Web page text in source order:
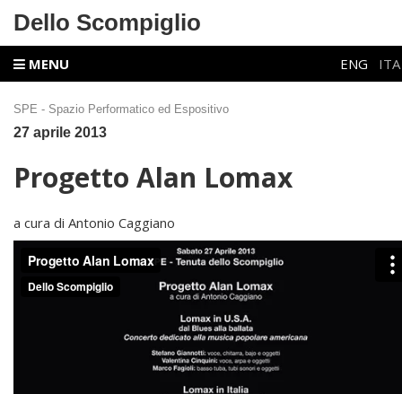
Dello Scompiglio
MENU ENG ITA
SPE - Spazio Performatico ed Espositivo
27 aprile 2013
Progetto Alan Lomax
a cura di Antonio Caggiano